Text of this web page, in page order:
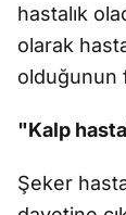
hastalık
olarak
olduğunun
"Kalp
Şeker